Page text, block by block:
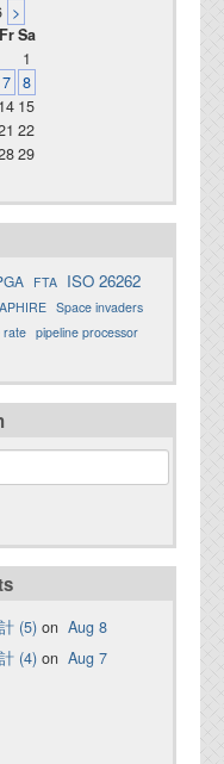
>
FrSa
1
7 8
14 15
22
29
FTA ISO 26262
Space invaders
rate pipeline processor
(5) on Aug 8
(4) on Aug 7